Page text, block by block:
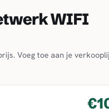
WIFI
Voeg toe aan je